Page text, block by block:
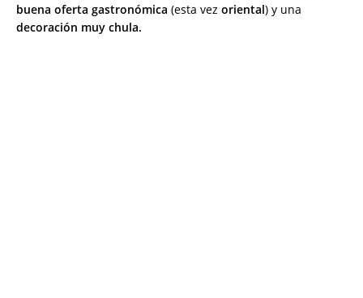
buena oferta gastronómica (esta vez oriental) y una
decoración muy chula.